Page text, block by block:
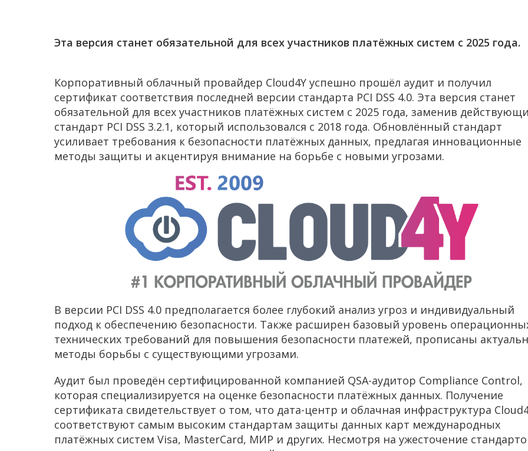
Эта версия станет обязательной для всех участников платёжных систем с 2025 года.
Корпоративный облачный провайдер Cloud4Y успешно прошёл аудит и получил
сертификат соответствия последней версии стандарта PCI DSS 4.0. Эта версия станет
обязательной для всех участников платёжных систем с 2025 года, заменив
стандарт PCI DSS 3.2.1, который использовался с 2018 года. Обновлённый стандарт
усиливает требования к безопасности платёжных данных, предлагая инновационные
методы защиты и акцентируя внимание на борьбе с новыми угрозами.
В версии PCI DSS 4.0 предполагается более глубокий анализ угроз и индивидуальный
подход к обеспечению безопасности. Также расширен базовый уровень
технических требований для повышения безопасности платежей, прописаны
методы борьбы с существующими угрозами.
Аудит был проведён сертифицированной компанией QSA-аудитор Compliance Control,
которая специализируется на оценке безопасности платёжных данных. Получение
сертификата свидетельствует о том, что дата-центр и облачная инфраструктура
соответствуют самым высоким стандартам защиты данных карт международных
платёжных систем Visa, MasterCard, МИР и других. Несмотря на ужесточение